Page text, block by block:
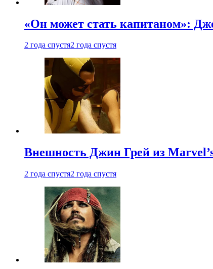
«Он может стать капитаном»:
2 года спустя2 года спустя
Внешность Джин Грей из
2 года спустя2 года спустя